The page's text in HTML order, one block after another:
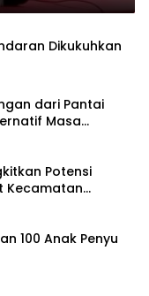
Dikukuhkan
dari Pantai
Masa
Potensi
Kecamatan
100 Anak Penyu